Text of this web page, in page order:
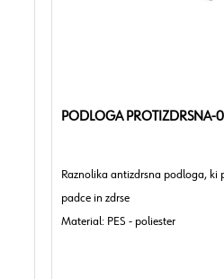
PODLOGA PROTIZDRSNA-
Raznolika antizdrsna podloga, ki
padce in zdrse
Material: PES - poliester